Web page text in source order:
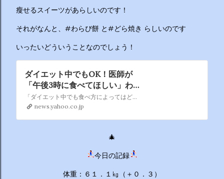
でも高カロリーな食べ物が手に入るため、意識しないと簡単
べるのは効果があるの？ 非常に効果があります。 （ベジタ
後から入ってくる糖質...
瘦せるスイーツがあらしいのです！
それがなんと、#わらび餅 と#どら焼き らしいのです
いったいどういうことなのでしょう！
ダイエット中でもOK！医師が
「午後3時に食べてほしい」わ
らび餅とどら焼きのレシピ
（8760 by postseven） -
Yahoo!ニュース
「ダイエット中でも食べ方によってはどんなに甘いおやつでも太りにくい」――こう話すのは、新著『午後3時に食べるだけダイエット やせるスイーツ』（秀和システム）を上梓した医師の工藤孝文さん。なぜでしょう
news.yahoo.co.jp
🎄
今日の記録
体重：６１．１㎏（＋０．３）